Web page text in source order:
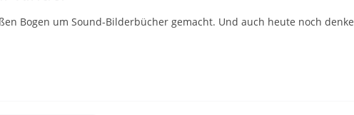
Bogen um Sound-Bilderbücher gemacht. Und auch heute noch denke